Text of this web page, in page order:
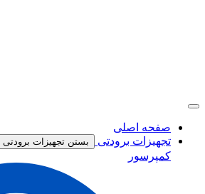
صفحه اصلی
تجهیزات برودتی
بستن تجهیزات برودتی
کمپرسور